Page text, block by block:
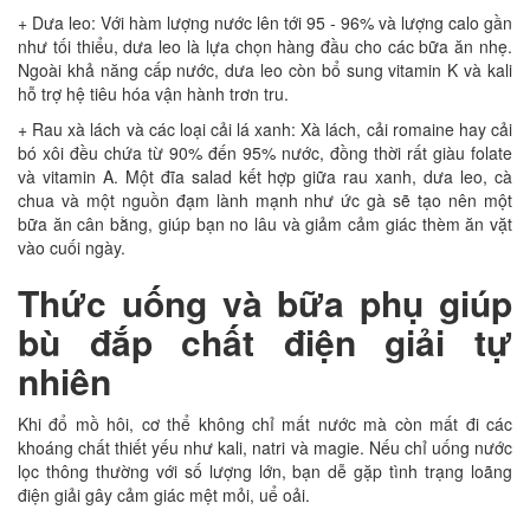
+ Dưa leo: Với hàm lượng nước lên tới 95 - 96% và lượng calo gần
như tối thiểu, dưa leo là lựa chọn hàng đầu cho các bữa ăn nhẹ.
Ngoài khả năng cấp nước, dưa leo còn bổ sung vitamin K và kali
hỗ trợ hệ tiêu hóa vận hành trơn tru.
+ Rau xà lách và các loại cải lá xanh: Xà lách, cải romaine hay cải
bó xôi đều chứa từ 90% đến 95% nước, đồng thời rất giàu folate
và vitamin A. Một đĩa salad kết hợp giữa rau xanh, dưa leo, cà
chua và một nguồn đạm lành mạnh như ức gà sẽ tạo nên một
bữa ăn cân bằng, giúp bạn no lâu và giảm cảm giác thèm ăn vặt
vào cuối ngày.
Thức uống và bữa phụ giúp
bù đắp chất điện giải tự
nhiên
Khi đổ mồ hôi, cơ thể không chỉ mất nước mà còn mất đi các
khoáng chất thiết yếu như kali, natri và magie. Nếu chỉ uống nước
lọc thông thường với số lượng lớn, bạn dễ gặp tình trạng loãng
điện giải gây cảm giác mệt mỏi, uể oải.